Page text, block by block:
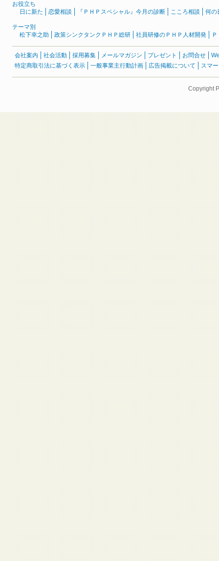
お役立ち
日に新た
恋愛相談 『ＰＨＰスペシャル』今月の診断 こころ相談 何の
テーマ別
松下幸之助
政策シンクタンクＰＨＰ総研 社員研修のＰＨＰ人材開発
会社案内 社会活動 採用募集 メールマガジン プレゼント お問合せ
特定商取引法に基づく表示
一般事業主行動計画 広告掲載について スマ
Copyright